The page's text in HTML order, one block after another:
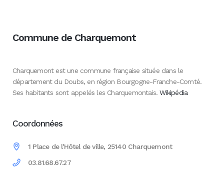
Commune de Charquemont
Charquemont est une commune française située dans le
département du Doubs, en région Bourgogne-Franche-Comté.
Ses habitants sont appelés les Charquemontais.Wikipédia
Coordonnées
1 Place de l'Hôtel de ville, 25140 Charquemont
03.81.68.67.27